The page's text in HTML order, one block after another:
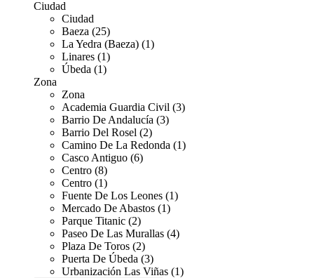
Ciudad
Ciudad
Baeza (25)
La Yedra (Baeza) (1)
Linares (1)
Úbeda (1)
Zona
Zona
Academia Guardia Civil (3)
Barrio De Andalucía (3)
Barrio Del Rosel (2)
Camino De La Redonda (1)
Casco Antiguo (6)
Centro (8)
Centro (1)
Fuente De Los Leones (1)
Mercado De Abastos (1)
Parque Titanic (2)
Paseo De Las Murallas (4)
Plaza De Toros (2)
Puerta De Úbeda (3)
Urbanización Las Viñas (1)